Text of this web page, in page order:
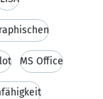
MS Office